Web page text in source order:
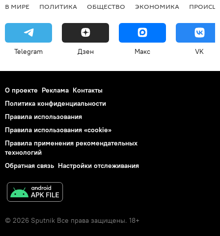
В МИРЕ ПОЛИТИКА ОБЩЕСТВО ЭКОНОМИКА
Telegram Дзен Макс VK
О проекте Реклама Контакты
Политика конфиденциальности
Правила использования
Правила использования «cookie»
Правила применения рекомендательных
технологий
Обратная связь Настройки отслеживания
© 2026 Sputnik Все права защищены. 18+